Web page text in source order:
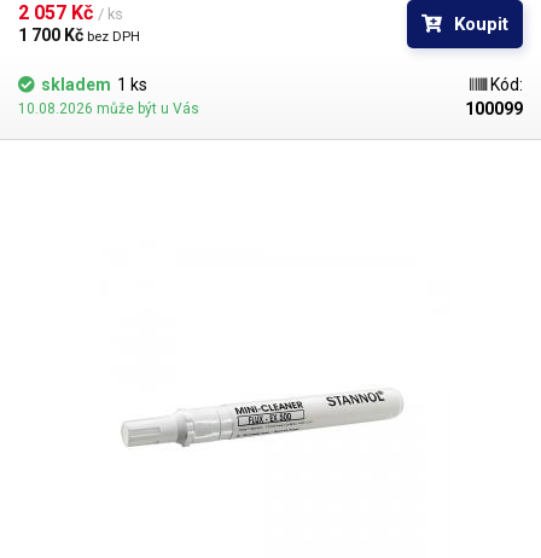
2 057 Kč / ks
1 700 Kč bez DPH
Koupit
skladem 1 ks
10.08.2026 může být u Vás
Kód:
100099